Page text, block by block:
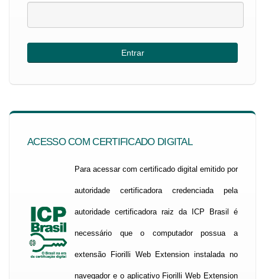
ACESSO COM CERTIFICADO DIGITAL
Para acessar com certificado digital emitido por
autoridade certificadora credenciada pela
autoridade certificadora raiz da ICP Brasil é
necessário que o computador possua a
extensão Fiorilli Web Extension instalada no
navegador e o aplicativo Fiorilli Web Extension